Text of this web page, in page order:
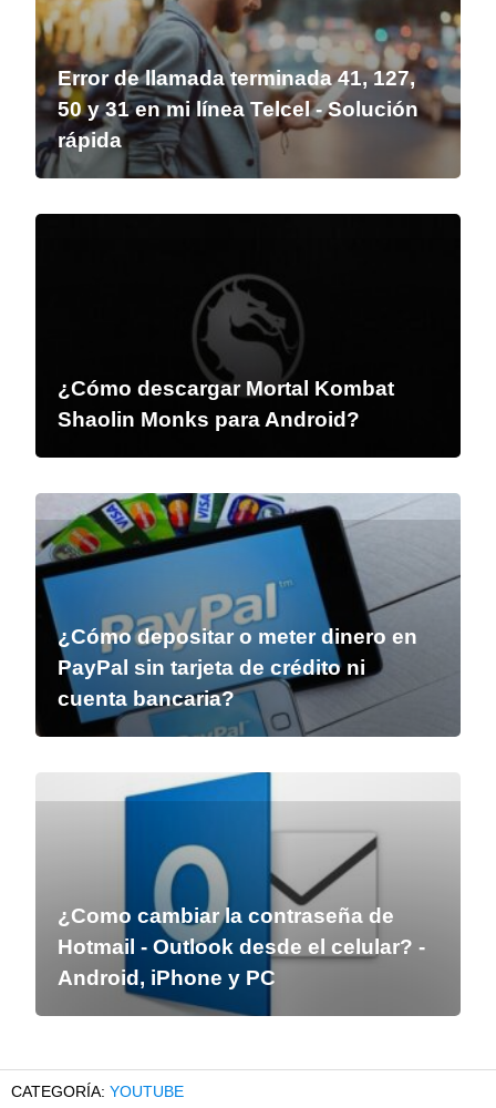
Error de llamada terminada 41, 127,
50 y 31 en mi línea Telcel - Solución
rápida
¿Cómo descargar Mortal Kombat
Shaolin Monks para Android?
¿Cómo depositar o meter dinero en
PayPal sin tarjeta de crédito ni
cuenta bancaria?
¿Como cambiar la contraseña de
Hotmail - Outlook desde el celular? -
Android, iPhone y PC
YOUTUBE